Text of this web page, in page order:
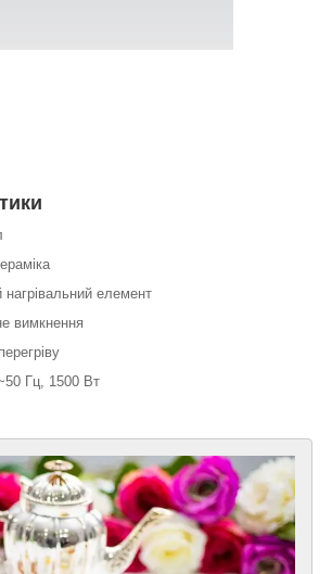
нагрівальний елемент
вимкнення
Гц, 1500 Вт